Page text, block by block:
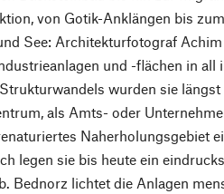
von Gotik-Anklängen bis
See: Architekturfotograf
und -flächen in all
wurden sie
als Amts- oder
Naherholungsgebiet
legen sie bis heute ein
Bednorz lichtet die Anlagen